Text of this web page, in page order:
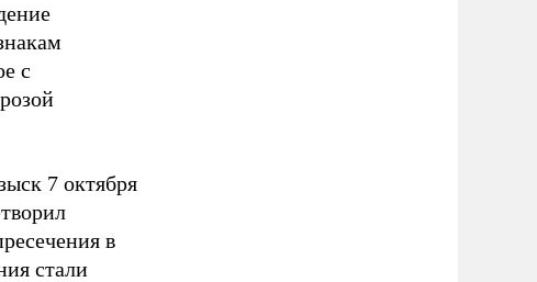
с
7 октября
в
стали